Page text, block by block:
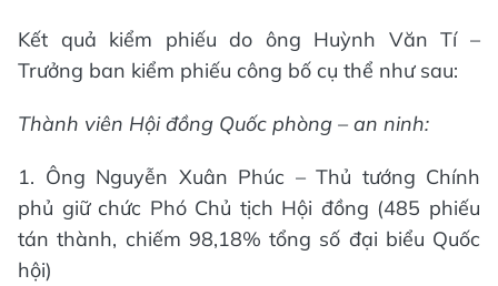
Kết quả kiểm phiếu do ông Huỳnh Văn Tí –
Trưởng ban kiểm phiếu công bố cụ thể như sau:
Thành viên Hội đồng Quốc phòng – an ninh:
1. Ông Nguyễn Xuân Phúc – Thủ tướng Chính
phủ giữ chức Phó Chủ tịch Hội đồng (485 phiếu
tán thành, chiếm 98,18% tổng số đại biểu Quốc
hội)